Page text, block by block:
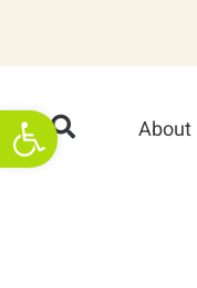
פתח About